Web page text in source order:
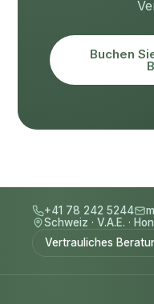
Buchen
+41 78 242 5244
Schweiz · V.A.E. ·
Vertrauliches